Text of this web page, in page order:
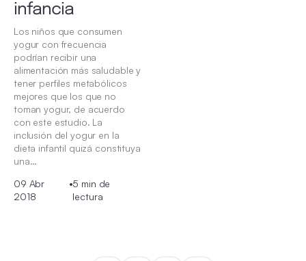
infancia
Los niños que consumen
yogur con frecuencia
podrían recibir una
alimentación más saludable y
tener perfiles metabólicos
mejores que los que no
toman yogur, de acuerdo
con este estudio. La
inclusión del yogur en la
dieta infantil quizá constituya
una…
09 Abr
2018
•5 min de
lectura